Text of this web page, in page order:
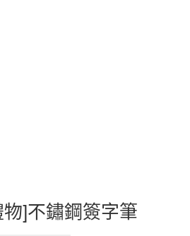
]不鏽鋼簽字筆